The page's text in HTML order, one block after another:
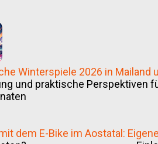
Winterspiele 2026 in Mailand
und praktische Perspektiven
dem E-Bike im Aostatal: